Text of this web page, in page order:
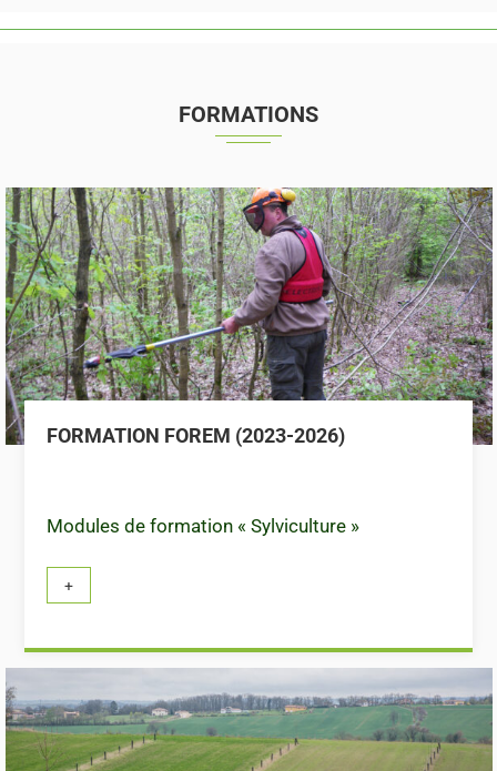
FORMATIONS
FORMATION FOREM (2023-2026)
Modules de formation « Sylviculture »